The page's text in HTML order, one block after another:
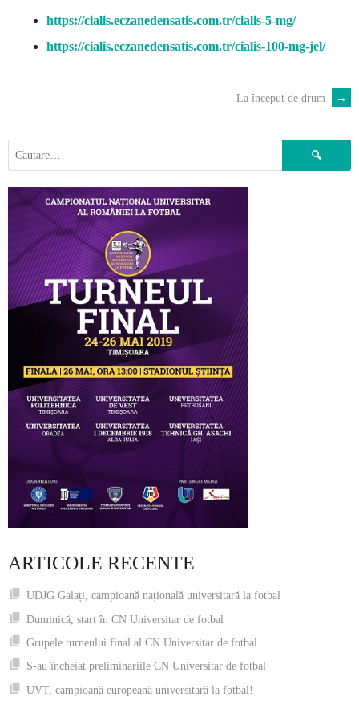
https://cialis.eczanedensatis.com.tr/cialis-5-mg/
https://cialis.eczanedensatis.com.tr/cialis-100-mg-jel/
NAVIGATION
La început de drum →
ARTICOLE RECENTE
UDJG Galați, campioană națională universitară la fotbal
Duminică, start în CN Universitar de fotbal
Grupele turneului final al CN Universitar de fotbal
S-au încheiat preliminariile CN Universitar de fotbal
UVT, campioană europeană universitară la fotbal!